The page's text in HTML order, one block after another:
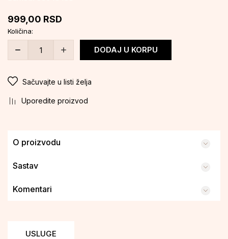
999,00 RSD
Količina:
DODAJ U KORPU
Sačuvajte u listi želja
Uporedite proizvod
O proizvodu
Sastav
Komentari
USLUGE